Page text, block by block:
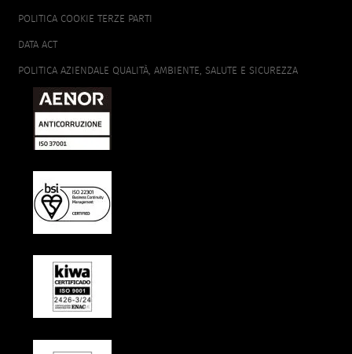
POLITICA COOKIE TERZE PARTI
DATA ACT
POLITICA AZIENDALE QUALITÀ, AMBIENTE, SALUTE E SICUREZZA